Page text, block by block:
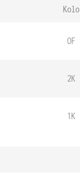
Kolo
OF
2K
1K